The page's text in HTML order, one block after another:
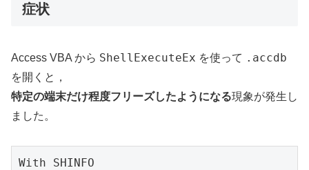
症状
Access VBA から ShellExecuteEx を使って .accdb
を開くと，
特定の端末だけ程度フリーズしたようになる現象が発生し
ました。
With SHINFO